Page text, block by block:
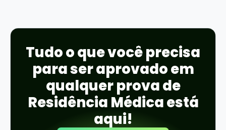
Tudo o que você precisa
para ser aprovado em
qualquer prova de
Residência Médica está
aqui!